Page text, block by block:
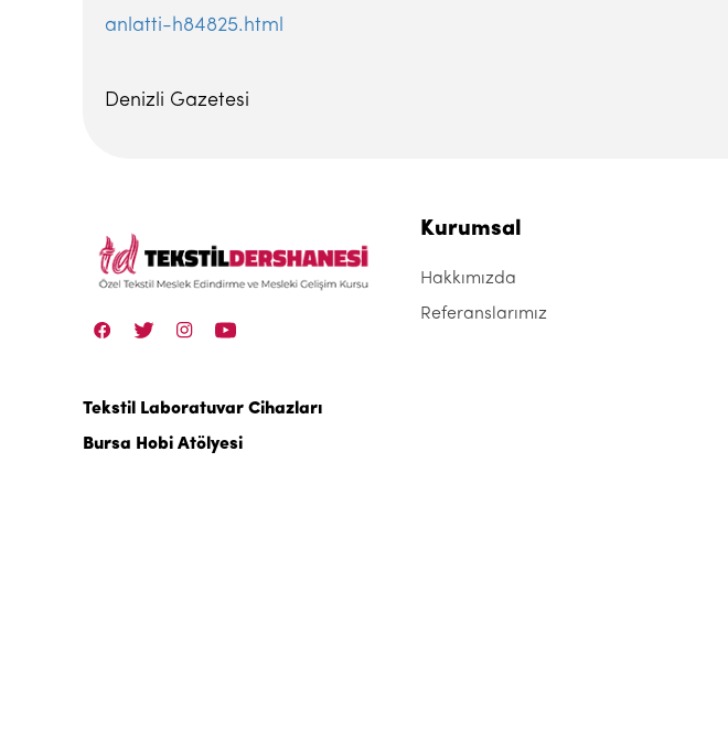
anlatti-h84825.html
Denizli Gazetesi
Tekstil Laboratuvar Cihazları
Bursa Hobi Atölyesi
Kurumsal
Hakkımızda
Referanslarımız